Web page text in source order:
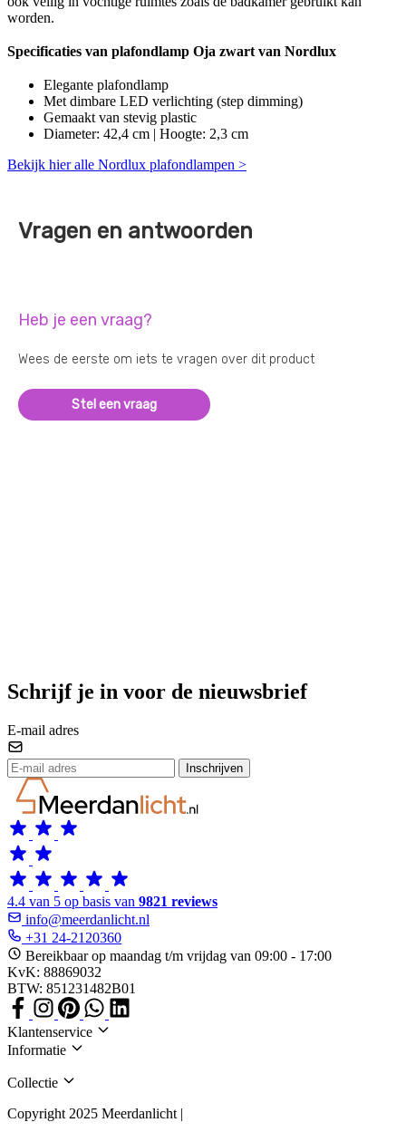
worden.
Specificaties van plafondlamp Oja zwart van Nordlux
Elegante plafondlamp
Met dimbare LED verlichting (step dimming)
Gemaakt van stevig plastic
Diameter: 42,4 cm | Hoogte: 2,3 cm
Bekijk hier alle Nordlux plafondlampen >
Vragen en antwoorden
Heb je een vraag?
Wees de eerste om iets te vragen over dit product
Stel een vraag
Schrijf je in voor de nieuwsbrief
E-mail adres
Inschrijven
4.4 van 5 op basis van 9821 reviews
info@meerdanlicht.nl
+31 24-2120360
Bereikbaar op maandag t/m vrijdag van 09:00 - 17:00
KvK: 88869032
BTW: 851231482B01
Klantenservice
Informatie
Collectie
Copyright 2025 Meerdanlicht |